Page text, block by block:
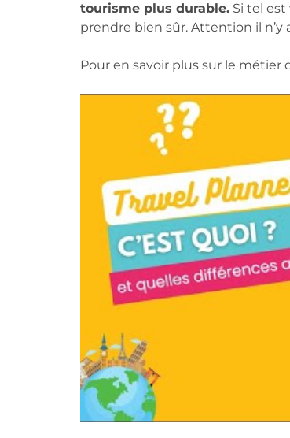
tourisme plus durable. Si tel
prendre bien sûr. Attention il
Pour en savoir plus sur le métier